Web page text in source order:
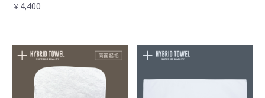
￥4,400